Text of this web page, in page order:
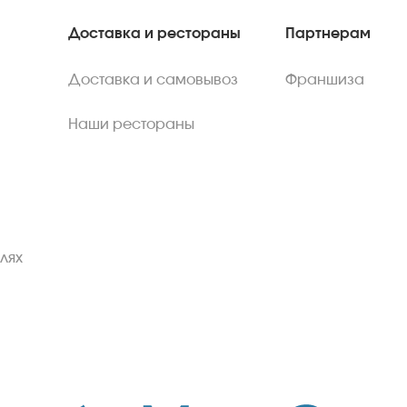
Доставка и рестораны
Доставка и самовывоз
Наши рестораны
Партнерам
Франшиза